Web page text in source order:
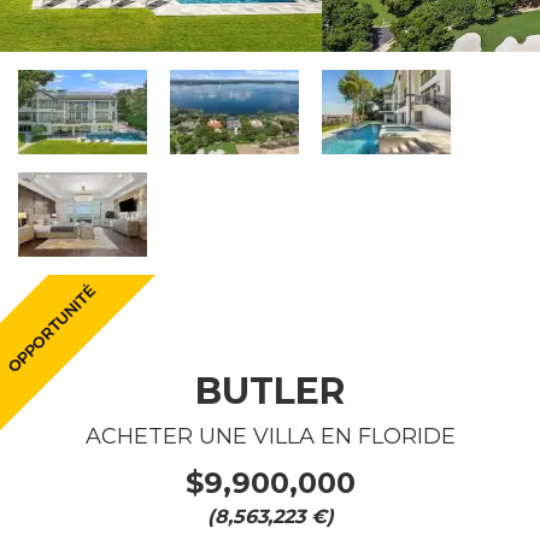
BUTLER
ACHETER UNE VILLA EN FLORIDE
$9,900,000
(8,563,223 €)